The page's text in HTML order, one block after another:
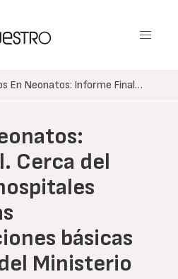
En Neonatos: Informe Final…
Cerca del
básicas
Ministerio